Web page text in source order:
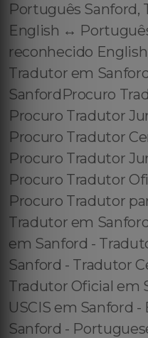
Português Sanford,
English ↔️
reconhecido
Tradutor em
SanfordProcuro
Procuro Tradutor
Procuro Tradutor
Procuro Tradutor
Procuro Tradutor
Procuro Tradutor
Tradutor em
em Sanford -
Sanford - Tradutor
Tradutor Oficial em
USCIS em Sanford
Sanford -